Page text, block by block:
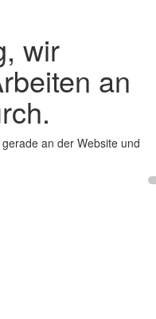
wir
an
an der Website und